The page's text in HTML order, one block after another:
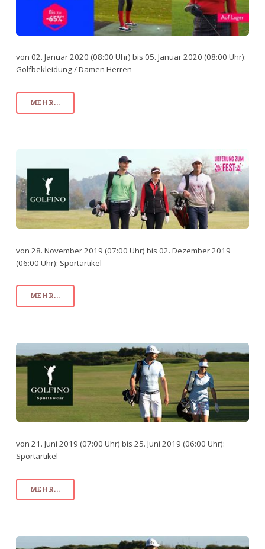
von 02. Januar 2020 (08:00 Uhr) bis 05. Januar 2020 (08:00 Uhr):
Golfbekleidung / Damen Herren
MEHR...
von 28. November 2019 (07:00 Uhr) bis 02. Dezember 2019
(06:00 Uhr): Sportartikel
MEHR...
von 21. Juni 2019 (07:00 Uhr) bis 25. Juni 2019 (06:00 Uhr):
Sportartikel
MEHR...